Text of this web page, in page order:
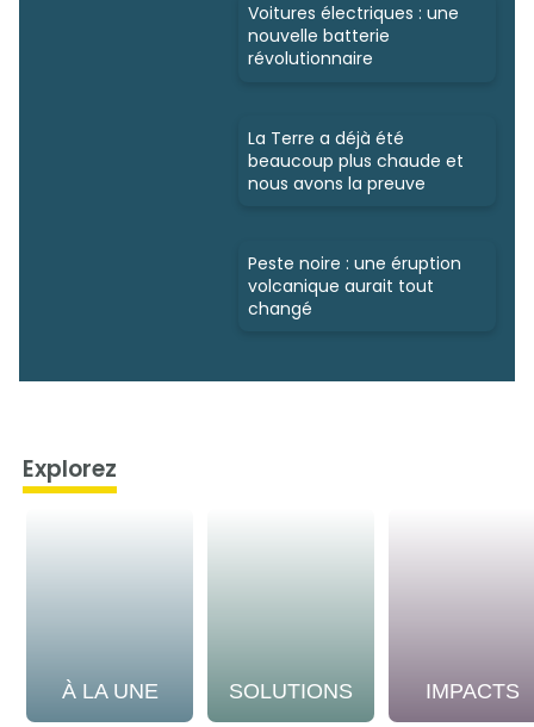
Voitures électriques : une
nouvelle batterie
révolutionnaire
La Terre a déjà été
beaucoup plus chaude et
nous avons la preuve
Peste noire : une éruption
volcanique aurait tout
changé
Explorez
À LA UNE SOLUTIONS IMPACTS